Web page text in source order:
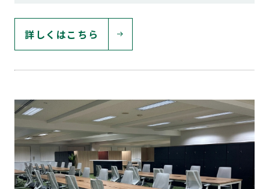
詳しくはこちら